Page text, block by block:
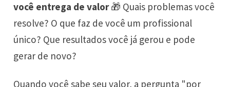
você entrega de valor🎁 Quais problemas você
resolve? O que faz de você um profissional
único? Que resultados você já gerou e pode
gerar de novo?
Quando você sabe seu valor, a pergunta "por